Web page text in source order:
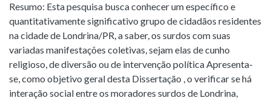
Resumo: Esta pesquisa busca conhecer um específico e
quantitativamente significativo grupo de cidadãos residentes
na cidade de Londrina/PR, a saber, os surdos com suas
variadas manifestações coletivas, sejam elas de cunho
religioso, de diversão ou de intervenção política Apresenta-
se, como objetivo geral desta Dissertação , o verificar se há
interação social entre os moradores surdos de Londrina,